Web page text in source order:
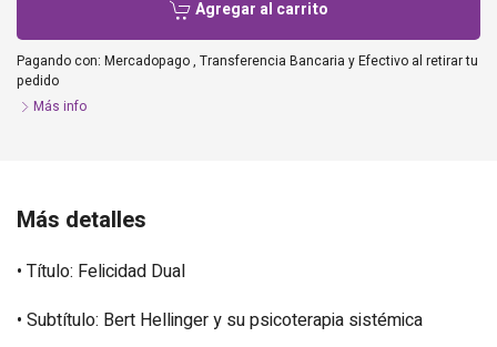
Agregar al carrito
Pagando con: Mercadopago, Transferencia Bancaria yEfectivo al retirar tu
pedido
Más info
Más detalles
• Título: Felicidad Dual
• Subtítulo: Bert Hellinger y su psicoterapia sistémica